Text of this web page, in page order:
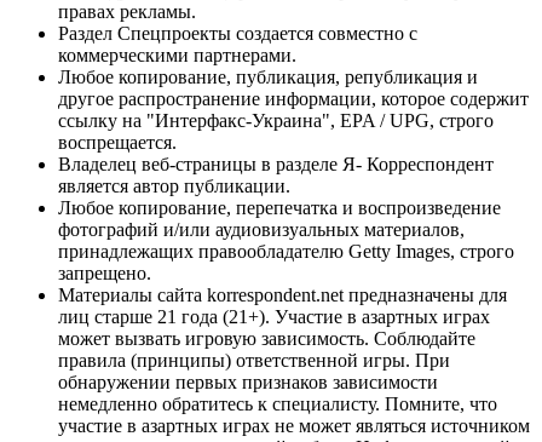
правах рекламы.
Раздел Спецпроекты создается совместно с
коммерческими партнерами.
Любое копирование, публикация, републикация и
другое распространение информации, которое содержит
ссылку на "Интерфакс-Украина", EPA / UPG, строго
воспрещается.
Владелец веб-страницы в разделе Я- Корреспондент
является автор публикации.
Любое копирование, перепечатка и воспроизведение
фотографий и/или аудиовизуальных материалов,
принадлежащих правообладателю Getty Images, строго
запрещено.
Материалы сайта korrespondent.net предназначены для
лиц старше 21 года (21+). Участие в азартных играх
может вызвать игровую зависимость. Соблюдайте
правила (принципы) ответственной игры. При
обнаружении первых признаков зависимости
немедленно обратитесь к специалисту. Помните, что
участие в азартных играх не может являться источником